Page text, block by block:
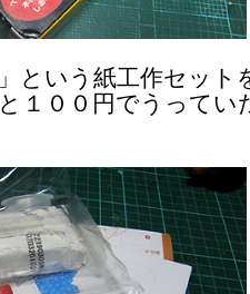
という紙工作セット
１００円でうってい